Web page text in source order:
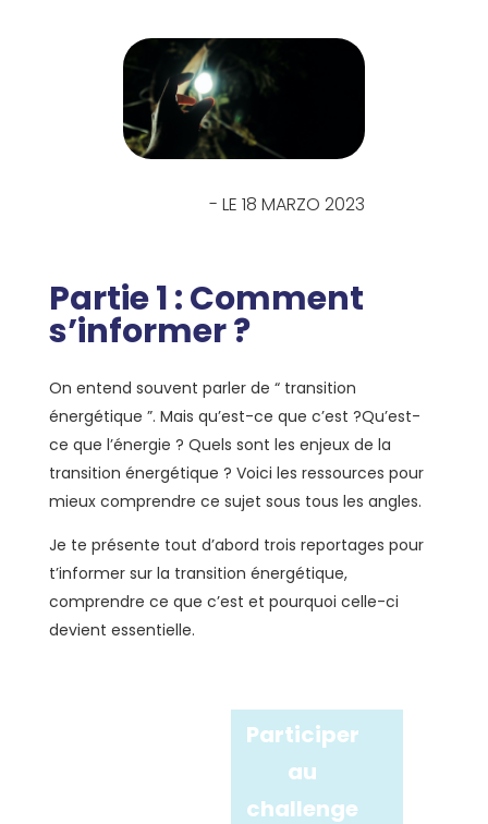
- LE 18 MARZO 2023
Partie 1 : Comment
s’informer ?
On entend souvent parler de “ transition
énergétique ”. Mais qu’est-ce que c’est ?Qu’est-
ce que l’énergie ? Quels sont les enjeux de la
transition énergétique ? Voici les ressources pour
mieux comprendre ce sujet sous tous les angles.
Je te présente tout d’abord trois reportages pour
t’informer sur la transition énergétique,
comprendre ce que c’est et pourquoi celle-ci
devient essentielle.
Participer
au
challenge